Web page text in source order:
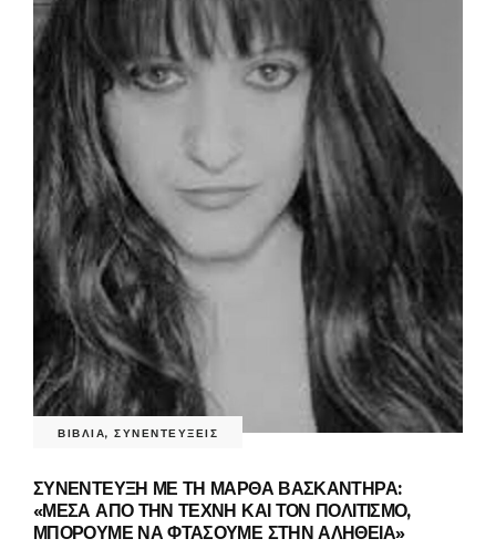
ΒΙΒΛΙΑ, ΣΥΝΕΝΤΕΥΞΕΙΣ
ΣΥΝΕΝΤΕΥΞΗ ΜΕ ΤΗ ΜΑΡΘΑ ΒΑΣΚΑΝΤΗΡΑ:
«ΜΕΣΑ ΑΠΟ ΤΗΝ ΤΕΧΝΗ ΚΑΙ ΤΟΝ ΠΟΛΙΤΙΣΜΟ,
ΜΠΟΡΟΥΜΕ ΝΑ ΦΤΑΣΟΥΜΕ ΣΤΗΝ ΑΛΗΘΕΙΑ»